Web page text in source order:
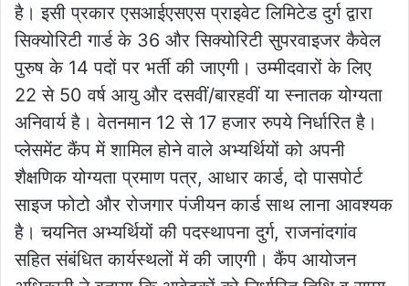
है। इसी प्रकार एसआईएसएस प्राइवेट लिमिटेड दुर्ग द्वारा
सिक्योरिटी गार्ड के 36 और सिक्योरिटी सुपरवाइजर कैवेल
पुरुष के 14 पदों पर भर्ती की जाएगी। उम्मीदवारों के लिए
22 से 50 वर्ष आयु और दसवीं/बारहवीं या स्नातक योग्यता
अनिवार्य है। वेतनमान 12 से 17 हजार रुपये निर्धारित है।
प्लेसमेंट कैंप में शामिल होने वाले अभ्यर्थियों को अपनी
शैक्षणिक योग्यता प्रमाण पत्र, आधार कार्ड, दो पासपोर्ट
साइज फोटो और रोजगार पंजीयन कार्ड साथ लाना आवश्यक
है। चयनित अभ्यर्थियों की पदस्थापना दुर्ग, राजनांदगांव
सहित संबंधित कार्यस्थलों में की जाएगी। कैंप आयोजन